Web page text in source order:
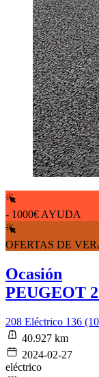
- 1000€ AYUDA
OFERTAS DE
Ocasión
PEUGEOT
208 Eléctrico 136
40.927 km
2024-02-27
eléctrico